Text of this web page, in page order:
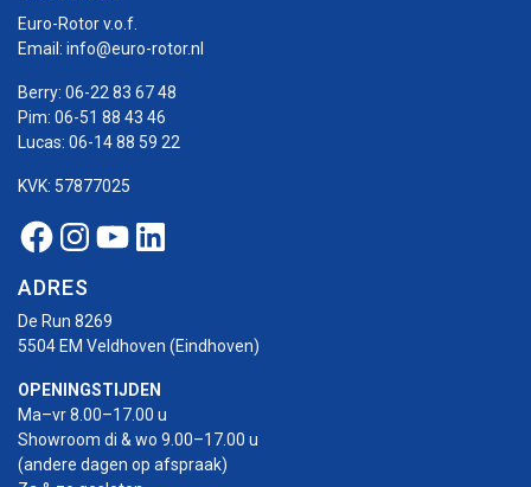
Euro-Rotor v.o.f.
Email: info@euro-rotor.nl
Berry: 06-22 83 67 48
Pim: 06-51 88 43 46
Lucas: 06-14 88 59 22
KVK: 57877025
Facebook Euro-rotor
Instagram Euro-rotor
Youtube Euro-rotor
Linkedin Euro-rotor
ADRES
De Run 8269
5504 EM Veldhoven (Eindhoven)
OPENINGSTIJDEN
Ma–vr 8.00–17.00 u
Showroom di & wo 9.00–17.00 u
(andere dagen op afspraak)